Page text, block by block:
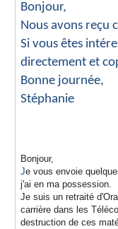
Bonjour,
Nous avons reçu
Si vous êtes
directement et
Bonne journée,
Stéphanie
Bonjour,
Je vous envoie
j'ai en ma possession.
Je suis un retraité
carrière dans les
destruction de ces